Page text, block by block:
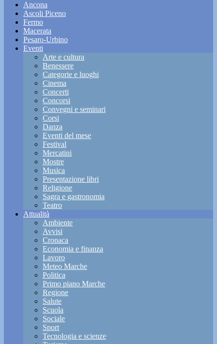
Ancona
Ascoli Piceno
Fermo
Macerata
Pesaro-Urbino
Eventi
Arte e cultura
Benessere
Categorie e luoghi
Cinema
Concerti
Concorsi
Convegni e seminari
Corsi
Danza
Eventi del mese
Festival
Mercatini
Mostre
Musica
Presentazione libri
Religione
Sagra e gastronomia
Teatro
Attualità
Ambiente
Avvisi
Cronaca
Economia e finanza
Lavoro
Meteo Marche
Politica
Primo piano Marche
Regione
Salute
Scuola
Sociale
Sport
Tecnologia e scienze